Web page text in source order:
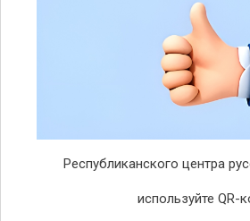
Республиканского центра
используйте QR-